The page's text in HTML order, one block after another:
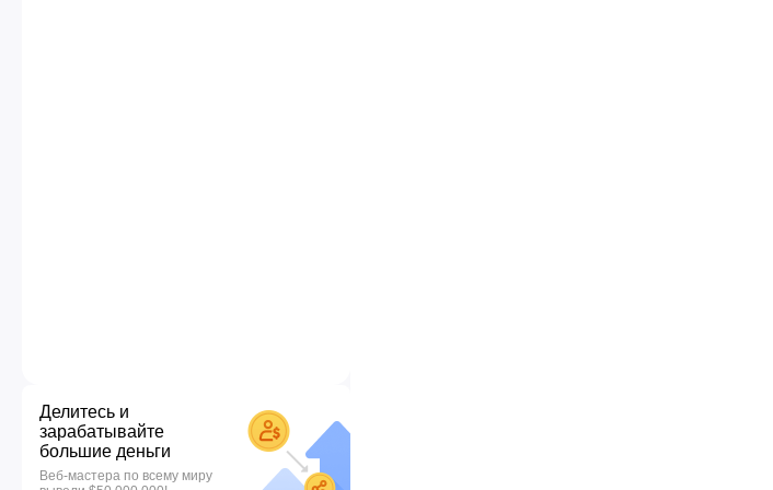
Делитесь и
зарабатывайте
большие деньги
Веб-мастера по всему миру